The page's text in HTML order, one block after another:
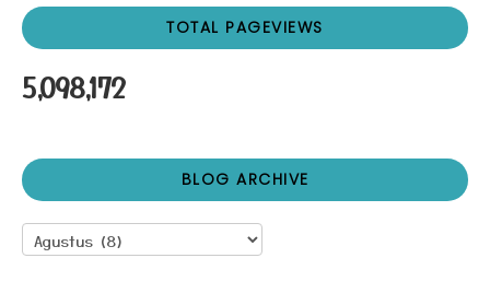
TOTAL PAGEVIEWS
5,098,172
BLOG ARCHIVE